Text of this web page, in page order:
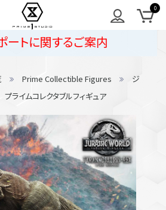
関するご案内
Prime Collectible Figures
ジ
プライムコレクタブルフィギュア